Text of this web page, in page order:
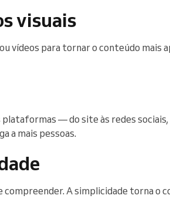
visuais
vídeos para tornar o conteúdo mais
— do site às redes sociais,
a mais pessoas.
compreender. A simplicidade torna o